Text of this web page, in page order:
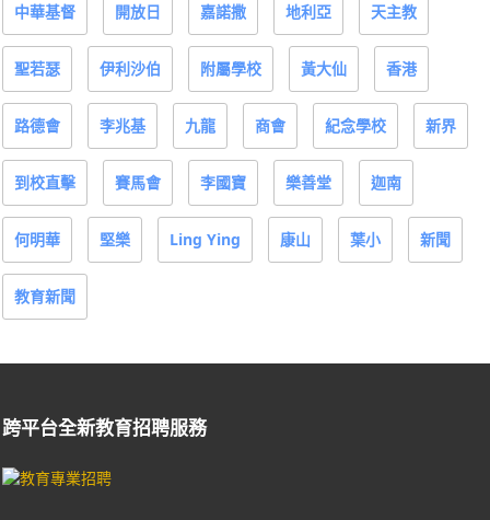
中華基督 開放日 嘉諾撒 地利亞 天主教
聖若瑟 伊利沙伯 附屬學校 黃大仙 香港
路德會 李兆基 九龍 商會 紀念學校 新界
到校直擊 賽馬會 李國寶 樂善堂 迦南
何明華 堅樂 Ling Ying 康山 葉小 新聞
教育新聞
跨平台全新教育招聘服務